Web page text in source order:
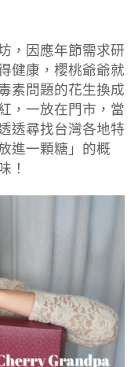
，因應年節需求研
健康，櫻桃爺爺就
素問題的花生換成
，一放在門市，當
透尋找台灣各地特
進一顆糖」的概
！